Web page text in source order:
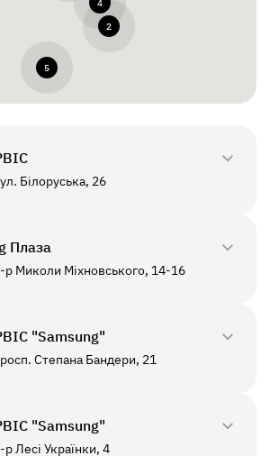
2
4
5
Білоруська, 26
можлива відправка *
Плаза
р Миколи Міхновського, 14-16
"Samsung"
Степана Бандери, 21
"Samsung"
Лесі Українки, 4